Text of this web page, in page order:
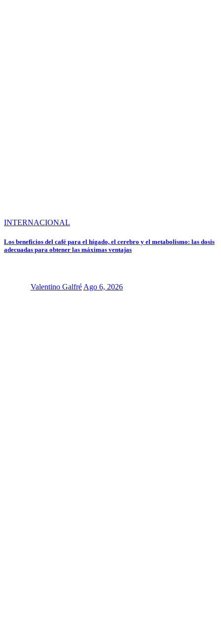
INTERNACIONAL
Los beneficios del café para el hígado, el cerebro y el metabolismo: las dosis
adecuadas para obtener las máximas ventajas
Valentino Galfré Ago 6, 2026